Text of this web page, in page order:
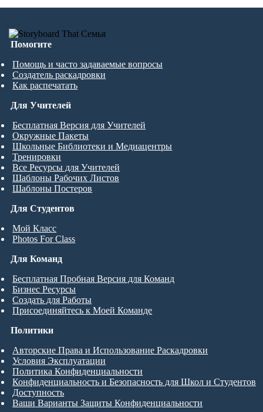
Помогите
Помощь и часто задаваемые вопросы
Создатель раскадровки
Как распечатать
Для Студентов
Мой Класс
Photos For Class
Для Учителей
Бесплатная Версия для Учителей
Окружные Пакеты
Школьные Библиотеки и Медиацентры
Тренировки
Все Ресурсы для Учителей
Шаблоны Рабочих Листов
Шаблоны Постеров
Для Команд
Бесплатная Пробная Версия для Команд
Бизнес Ресурсы
Создать для Работы
Присоединяйтесь к Моей Команде
Политики
Авторские Права и Использование Раскадровки
Условия Эксплуатации
Политика Конфиденциальности
Конфиденциальность и Безопасность для Школ и Студентов
Доступность
Ваши Варианты Защиты Конфиденциальности